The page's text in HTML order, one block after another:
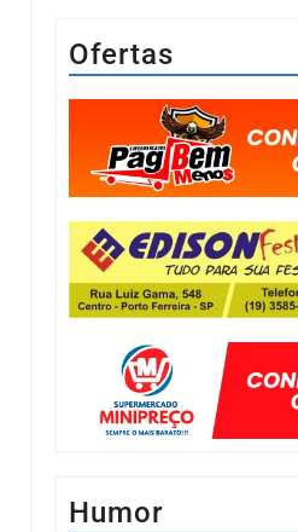
Ofertas
Humor